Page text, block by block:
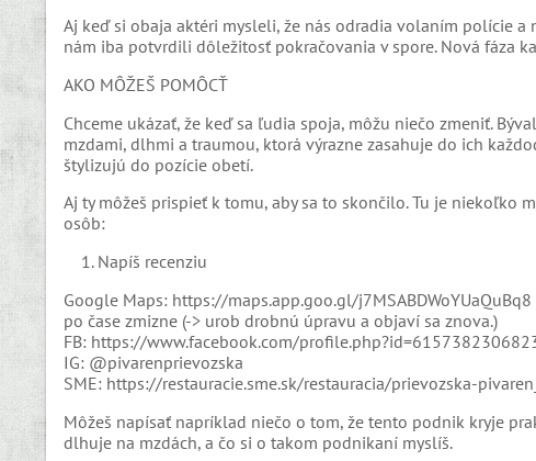
Aj keď si obaja aktéri mysleli, že nás odradia volaním polície
nám iba potvrdili dôležitosť pokračovania v spore. Nová fáza
AKO MÔŽEŠ POMÔCŤ
Chceme ukázať, že keď sa ľudia spoja, môžu niečo zmeniť.
mzdami, dlhmi a traumou, ktorá výrazne zasahuje do ich
štylizujú do pozície obetí.
Aj ty môžeš prispieť k tomu, aby sa to skončilo. Tu je niekoľko
osôb:
1. Napíš recenziu
Google Maps: https://maps.app.goo.gl/
po čase zmizne (-> urob drobnú úpravu a objaví sa znova.)
FB: https://www.facebook.com/
IG: @pivarenprievozska
SME: https://restauracie.sme.sk/restauracia/prievozska-
Môžeš napísať napríklad niečo o tom, že tento podnik kryje
dlhuje na mzdách, a čo si o takom podnikaní myslíš.